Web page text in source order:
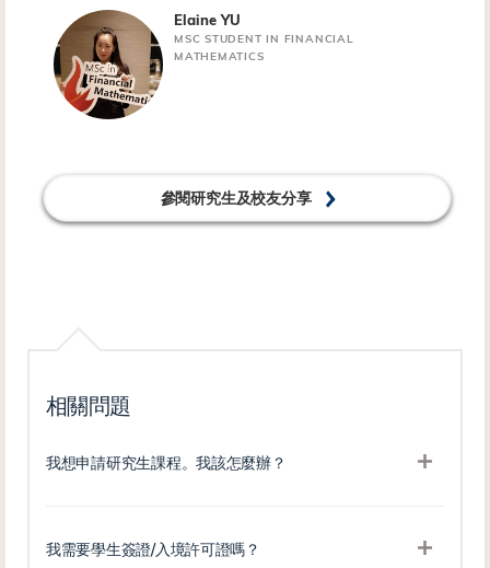
Elaine YU
MSC STUDENT IN FINANCIAL
MATHEMATICS
參閱研究生及校友分享
相關問題
我想申請研究生課程。我該怎麼辦？
我需要學生簽證/入境許可證嗎？